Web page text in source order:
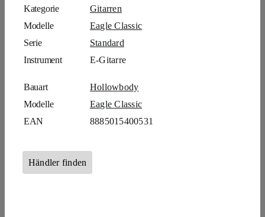
Kategorie
Gitarren
Modelle
Eagle Classic
Serie
Standard
Instrument
E-Gitarre
Bauart
Hollowbody
Modelle
Eagle Classic
EAN
8885015400531
Händler finden